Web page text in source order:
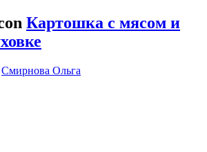
Картошка с мясом и
Смирнова Ольга